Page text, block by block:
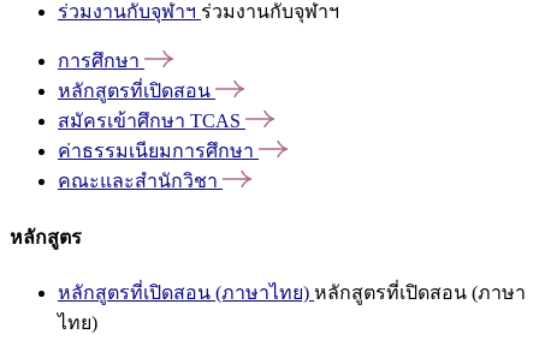
ร่วมงานกับจุฬาฯ ร่วมงานกับจุฬาฯ
การศึกษา
หลักสูตรที่เปิดสอน
สมัครเข้าศึกษา TCAS
ค่าธรรมเนียมการศึกษา
คณะและสำนักวิชา
หลักสูตร
หลักสูตรที่เปิดสอน (ภาษาไทย) หลักสูตรที่เปิดสอน (ภาษา
ไทย)